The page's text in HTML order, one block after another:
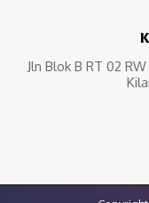
Jln Blok B RT 02